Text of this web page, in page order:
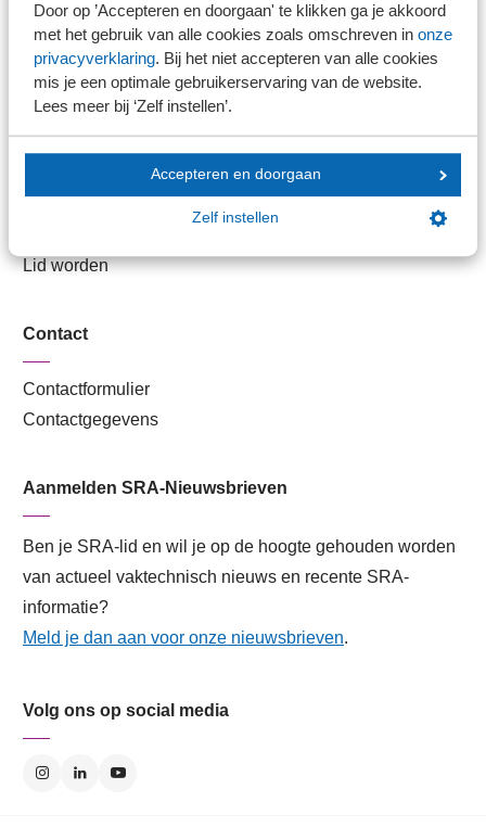
Door op ’Accepteren en doorgaan' te klikken ga je akkoord
met het gebruik van alle cookies zoals omschreven in onze
privacyverklaring. Bij het niet accepteren van alle cookies
mis je een optimale gebruikerservaring van de website.
Lees meer bij ‘Zelf instellen’.
Accepteren en doorgaan
Zelf instellen
Kantoorvinder
Nieuwsbank
Handige links
Veilig bestanden delen
Lid worden
Contact
Contactformulier
Contactgegevens
Aanmelden SRA-Nieuwsbrieven
Ben je SRA-lid en wil je op de hoogte gehouden worden
van actueel vaktechnisch nieuws en recente SRA-
informatie?
Meld je dan aan voor onze nieuwsbrieven.
Volg ons op social media